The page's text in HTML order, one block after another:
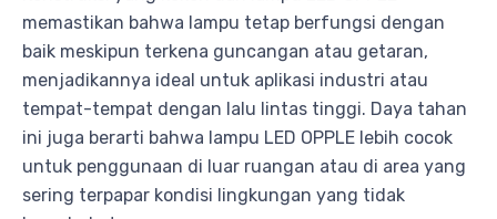
memastikan bahwa lampu tetap berfungsi dengan
baik meskipun terkena guncangan atau getaran,
menjadikannya ideal untuk aplikasi industri atau
tempat-tempat dengan lalu lintas tinggi. Daya tahan
ini juga berarti bahwa lampu LED OPPLE lebih cocok
untuk penggunaan di luar ruangan atau di area yang
sering terpapar kondisi lingkungan yang tidak